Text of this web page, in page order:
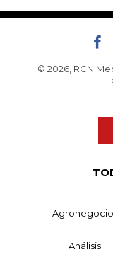
© 2026, RCN
Análisis